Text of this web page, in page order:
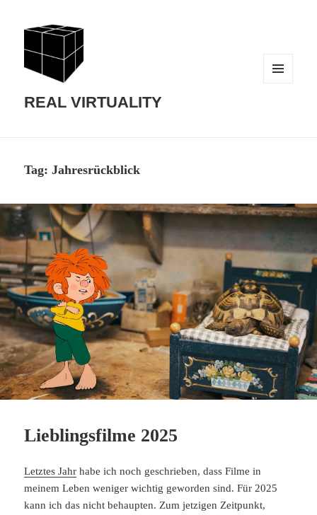
REAL VIRTUALITY
Tag:Jahresrückblick
Lieblingsfilme 2025
Letztes Jahr habe ich noch geschrieben, dass Filme in
meinem Leben weniger wichtig geworden sind. Für 2025
kann ich das nicht behaupten. Zum jetzigen Zeitpunkt,